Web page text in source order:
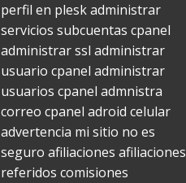
perfil en pleskadministrar
servicios subcuentas cpanel
administrar ssl administrar
usuario cpanel administrar
usuarios cpanel admnistra
correo cpanel adroid celular
advertencia mi sitio no es
seguro afiliaciones afiliaciones
referidos comisiones